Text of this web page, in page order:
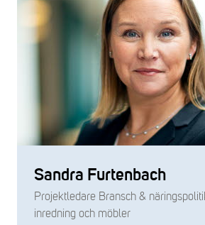
Sandra Furtenbach
Projektledare Bransch &
inredning och möbler